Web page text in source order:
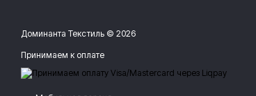
Доминанта Текстиль © 2026
Принимаем к оплате